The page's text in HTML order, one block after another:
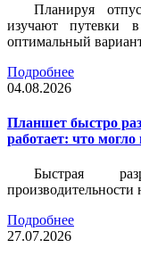
Планируя
изучают путевки
оптимальный
Подробнее
04.08.2026
Планшет быстро
работает: что могло
Быстрая
производительности
Подробнее
27.07.2026